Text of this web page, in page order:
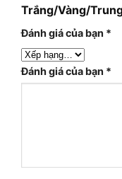
Trắng/Vàng/
Đánh giá của bạn *
Đánh giá của bạn *